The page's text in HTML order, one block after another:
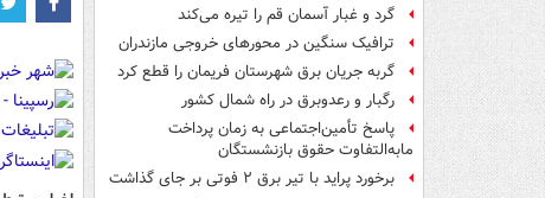
گرد و غبار آسمان قم را تیره می‌کند
ترافیک سنگین در محورهای خروجی مازندران
گربه جریان برق شهرستان فریمان را قطع کرد
رگبار و رعدوبرق در راه شمال کشور
پاسخ تأمین‌اجتماعی به زمان پرداخت
مابه‌التفاوت حقوق بازنشستگان
برخورد پراید با تیر برق ۲ فوتی بر جای گذاشت